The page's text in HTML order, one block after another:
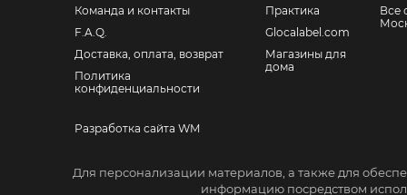
Для персонализации материалов, а также для
информацию посредством
Команда и контакты
F.A.Q.
Доставка, оплата, возврат
Политика
конфиденциальности
Практика
Glocalabel.com
Магазины для
дома
Все
Разработка сайта WM
Санкт-Петербург, Невский пр., 139
Москва, Большой Ордынский пер., 4, стр. 2